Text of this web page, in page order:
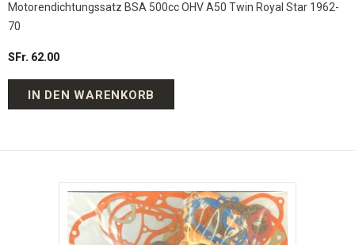
Motorendichtungssatz BSA 500cc OHV A50 Twin Royal Star 1962-
70
SFr. 62.00
IN DEN WARENKORB